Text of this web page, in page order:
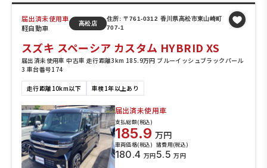
届出済未使用車
軽自動車
高松店
住所: 〒761-0312 香川県高松市東山崎町
707-1
スズキ スペーシア カスタム HYBRID XS
届出済未使用車 中古車 走行距離3km 185.9万円 ブルーイッシュブラックパール
3 車台番号174
走行距離10km以下 車検1年以上あり
届出済未使用車
支払総額(税込)
185.9 万円
車両価格(税込)
180.4 万円
諸費用(税込)
5.5 万円